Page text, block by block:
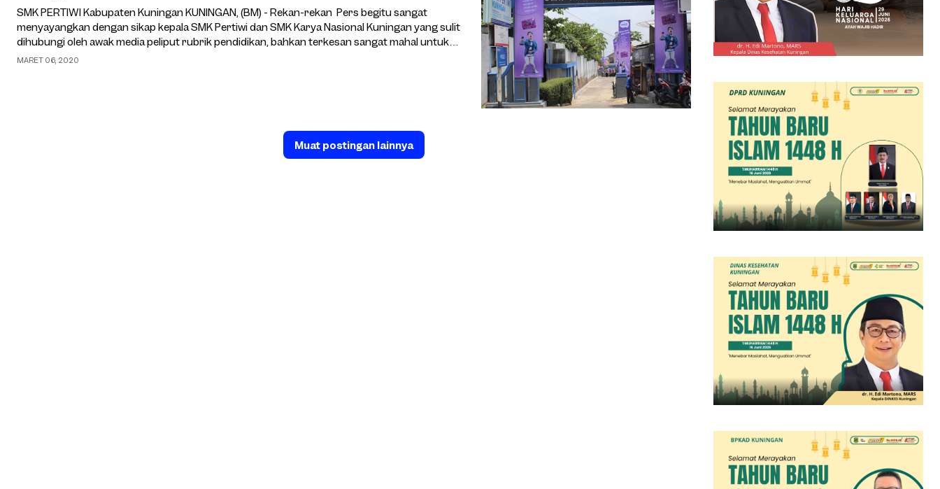
SMK PERTIWI Kabupaten Kuningan KUNINGAN, (BM) - Rekan-rekan Pers begitu sangat
menyayangkan dengan sikap kepala SMK Pertiwi dan SMK Karya Nasional Kuningan yang sulit
dihubungi oleh awak media peliput rubrik pendidikan, bahkan terkesan sangat mahal untuk
ketemu dengan dua pejabat fungsional t…
MARET 06, 2020
Muat postingan lainnya